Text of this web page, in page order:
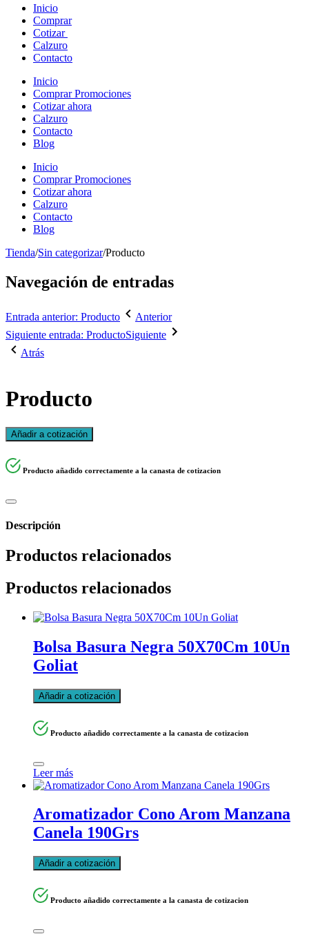
Inicio
Comprar
Cotizar
Calzuro
Contacto
Inicio
Comprar Promociones
Cotizar ahora
Calzuro
Contacto
Blog
Inicio
Comprar Promociones
Cotizar ahora
Calzuro
Contacto
Blog
Tienda/Sin categorizar/Producto
Navegación de entradas
Entrada anterior: Producto
Anterior
Siguiente entrada: ProductoSiguiente
Atrás
Producto
Añadir a cotización
Producto añadido correctamente a la canasta de cotizacion
Descripción
Productos relacionados
Productos relacionados
Bolsa Basura Negra 50X70Cm 10Un
Goliat
Añadir a cotización
Producto añadido correctamente a la canasta de cotizacion
Leer más
Aromatizador Cono Arom Manzana
Canela 190Grs
Añadir a cotización
Producto añadido correctamente a la canasta de cotizacion